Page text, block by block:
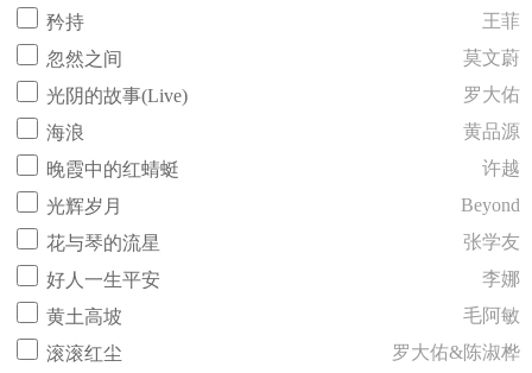
矜持
王菲
忽然之间
莫文蔚
光阴的故事(Live)
罗大佑
海浪
黄品源
晚霞中的红蜻蜓
许越
光辉岁月
Beyond
花与琴的流星
张学友
好人一生平安
李娜
黄土高坡
毛阿敏
滚滚红尘
罗大佑&陈淑桦